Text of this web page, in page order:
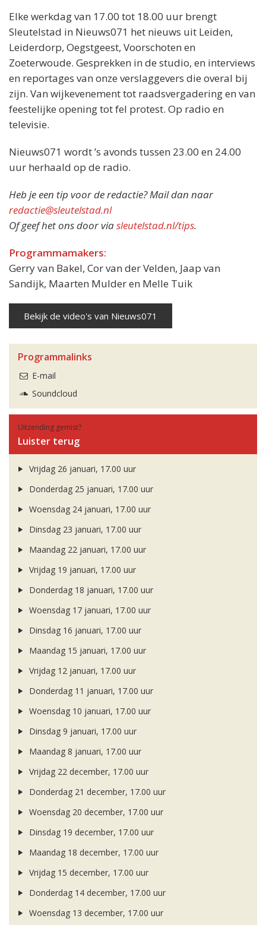
Elke werkdag van 17.00 tot 18.00 uur brengt
Sleutelstad in Nieuws071 het nieuws uit Leiden,
Leiderdorp, Oegstgeest, Voorschoten en
Zoeterwoude. Gesprekken in de studio, en interviews
en reportages van onze verslaggevers die overal bij
zijn. Van wijkevenement tot raadsvergadering en van
feestelijke opening tot fel protest. Op radio en
televisie.
Nieuws071 wordt ’s avonds tussen 23.00 en 24.00
uur herhaald op de radio.
Heb je een tip voor de redactie? Mail dan naar
redactie@sleutelstad.nl
Of geef het ons door viasleutelstad.nl/tips.
Programmamakers:
Gerry van Bakel, Cor van der Velden, Jaap van
Sandijk, Maarten Mulder en Melle Tuik
Bekijk de video's van Nieuws071
Programmalinks
E-mail
Soundcloud
Uitzending gemist?
Luister terug
Vrijdag 26 januari, 17.00 uur
Donderdag 25 januari, 17.00 uur
Woensdag 24 januari, 17.00 uur
Dinsdag 23 januari, 17.00 uur
Maandag 22 januari, 17.00 uur
Vrijdag 19 januari, 17.00 uur
Donderdag 18 januari, 17.00 uur
Woensdag 17 januari, 17.00 uur
Dinsdag 16 januari, 17.00 uur
Maandag 15 januari, 17.00 uur
Vrijdag 12 januari, 17.00 uur
Donderdag 11 januari, 17.00 uur
Woensdag 10 januari, 17.00 uur
Dinsdag 9 januari, 17.00 uur
Maandag 8 januari, 17.00 uur
Vrijdag 22 december, 17.00 uur
Donderdag 21 december, 17.00 uur
Woensdag 20 december, 17.00 uur
Dinsdag 19 december, 17.00 uur
Maandag 18 december, 17.00 uur
Vrijdag 15 december, 17.00 uur
Donderdag 14 december, 17.00 uur
Woensdag 13 december, 17.00 uur